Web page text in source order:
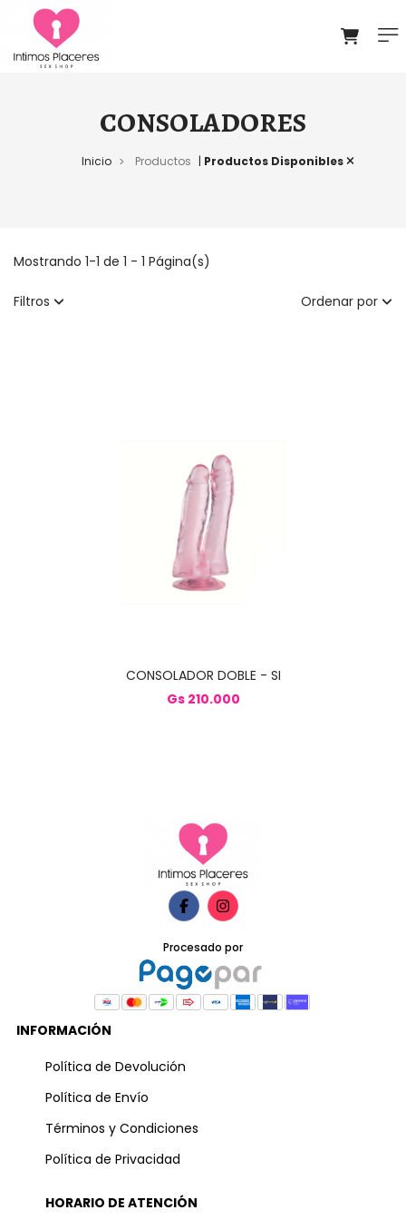
CONSOLADORES
Inicio > Productos | Productos Disponibles
Mostrando 1-1 de 1 - 1 Página(s)
Filtros Ordenar por
CONSOLADOR DOBLE - SI
Gs 210.000
Procesado por
INFORMACIÓN
Política de Devolución
Política de Envío
Términos y Condiciones
Política de Privacidad
HORARIO DE ATENCIÓN